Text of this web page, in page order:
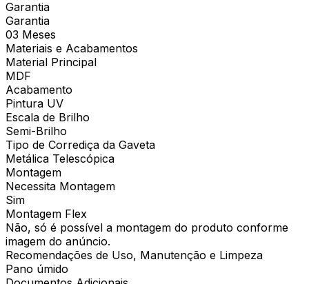
Garantia
Garantia
03 Meses
Materiais e Acabamentos
Material Principal
MDF
Acabamento
Pintura UV
Escala de Brilho
Semi-Brilho
Tipo de Corrediça da Gaveta
Metálica Telescópica
Montagem
Necessita Montagem
Sim
Montagem Flex
Não, só é possível a montagem do produto conforme
imagem do anúncio.
Recomendações de Uso, Manutenção e Limpeza
Pano úmido